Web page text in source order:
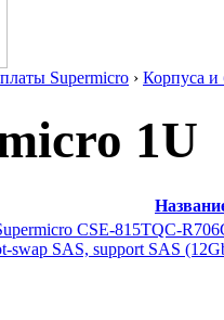
Supermicro › Корпуса и
1U
CSE-815TQC-
swap SAS, support SAS